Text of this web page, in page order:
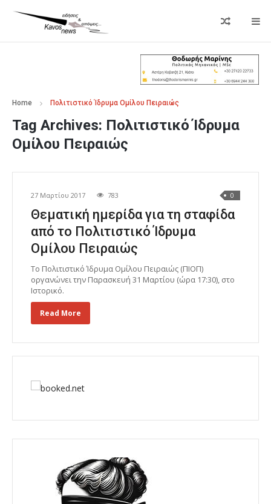
Home Πολιτιστικό Ίδρυµα Οµίλου Πειραιώς
Tag Archives: Πολιτιστικό Ίδρυµα
Οµίλου Πειραιώς
27 Μαρτίου 2017 783 0
Θεματική ημερίδα για τη σταφίδα
από το Πολιτιστικό Ίδρυµα
Οµίλου Πειραιώς
Το Πολιτιστικό Ίδρυμα Ομίλου Πειραιώς (ΠΙΟΠ)
οργανώνει την Παρασκευή 31 Μαρτίου (ώρα 17:30), στο
Ιστορικό.
Read More